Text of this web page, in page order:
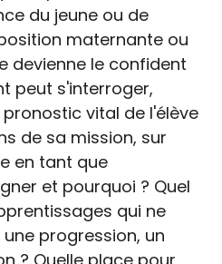
du jeune ou de
maternante ou
devienne le confident
peut s'interroger,
vital de l'élève
de sa mission, sur
en tant que
et pourquoi ? Quel
qui ne
progression, un